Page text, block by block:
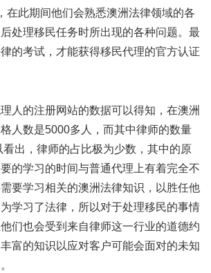
在此期间他们会熟悉澳洲法律领域的各
处理移民任务时所出现的各种问题。最
的考试，才能获得移民代理的官方认证
人的注册网站的数据可以得知，在澳洲
人数是5000多人，而其中律师的数量
出，律师的占比极为少数，其中的原
的学习的时间与普通代理上有着完全不
要学习相关的澳洲法律知识，以胜任他
学习了法律，所以对于处理移民的事情
们也会受到来自律师这一行业的道德约
富的知识以应对客户可能会面对的未知